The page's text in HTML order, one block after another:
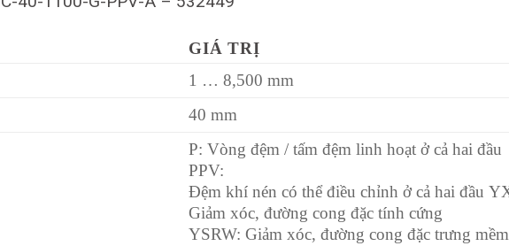
GIÁ TRỊ
1 … 8,500 mm
40 mm
P: Vòng đệm / tấm đệm linh hoạt ở cả hai đầu
PPV:
Đệm khí nén có thể điều chỉnh ở cả hai đầu
Giảm xóc, đường cong đặc tính cứng
YSRW: Giảm xóc, đường cong đặc trưng mềm